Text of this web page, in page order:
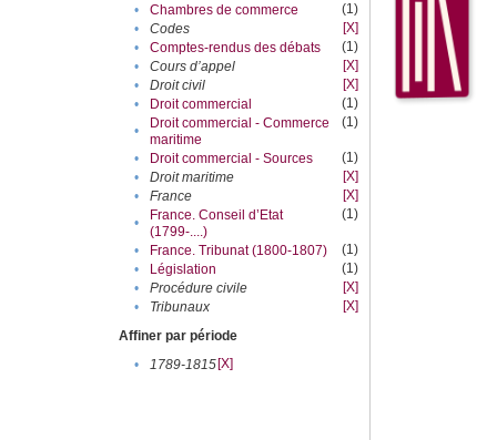
•
Chambres de commerce
(1)
•
Codes
[X]
•
Comptes-rendus des débats
(1)
•
Cours d’appel
[X]
•
Droit civil
[X]
•
Droit commercial
(1)
•
Droit commercial - Commerce
maritime
(1)
• Droit commercial - Sources
(1)
•
Droit maritime
[X]
•
France
[X]
•
France. Conseil d’Etat
(1799-....)
(1)
• France. Tribunat (1800-1807)
(1)
•
Législation
(1)
•
Procédure civile
[X]
•
Tribunaux
[X]
Affiner par période
•
1789-1815[X]